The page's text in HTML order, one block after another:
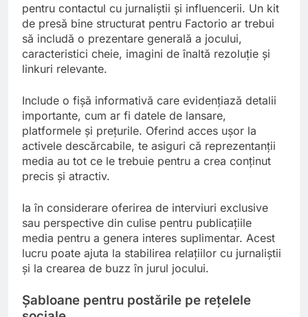
pentru contactul cu jurnaliștii și influencerii. Un kit
de presă bine structurat pentru Factorio ar trebui
să includă o prezentare generală a jocului,
caracteristici cheie, imagini de înaltă rezoluție și
linkuri relevante.
Include o fișă informativă care evidențiază detalii
importante, cum ar fi datele de lansare,
platformele și prețurile. Oferind acces ușor la
activele descărcabile, te asiguri că reprezentanții
media au tot ce le trebuie pentru a crea conținut
precis și atractiv.
Ia în considerare oferirea de interviuri exclusive
sau perspective din culise pentru publicațiile
media pentru a genera interes suplimentar. Acest
lucru poate ajuta la stabilirea relațiilor cu jurnaliștii
și la crearea de buzz în jurul jocului.
Șabloane pentru postările pe rețelele